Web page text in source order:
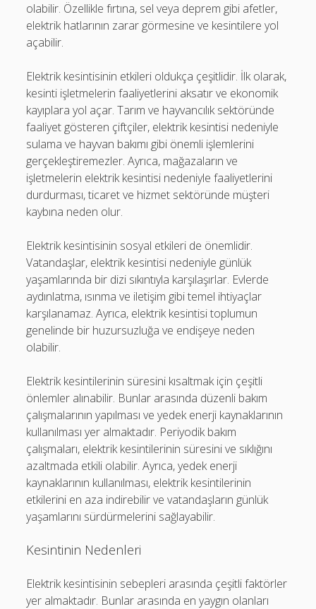
olabilir. Özellikle fırtına, sel veya deprem gibi afetler,
elektrik hatlarının zarar görmesine ve kesintilere yol
açabilir.
Elektrik kesintisinin etkileri oldukça çeşitlidir. İlk olarak,
kesinti işletmelerin faaliyetlerini aksatır ve ekonomik
kayıplara yol açar. Tarım ve hayvancılık sektöründe
faaliyet gösteren çiftçiler, elektrik kesintisi nedeniyle
sulama ve hayvan bakımı gibi önemli işlemlerini
gerçekleştiremezler. Ayrıca, mağazaların ve
işletmelerin elektrik kesintisi nedeniyle faaliyetlerini
durdurması, ticaret ve hizmet sektöründe müşteri
kaybına neden olur.
Elektrik kesintisinin sosyal etkileri de önemlidir.
Vatandaşlar, elektrik kesintisi nedeniyle günlük
yaşamlarında bir dizi sıkıntıyla karşılaşırlar. Evlerde
aydınlatma, ısınma ve iletişim gibi temel ihtiyaçlar
karşılanamaz. Ayrıca, elektrik kesintisi toplumun
genelinde bir huzursuzluğa ve endişeye neden
olabilir.
Elektrik kesintilerinin süresini kısaltmak için çeşitli
önlemler alınabilir. Bunlar arasında düzenli bakım
çalışmalarının yapılması ve yedek enerji kaynaklarının
kullanılması yer almaktadır. Periyodik bakım
çalışmaları, elektrik kesintilerinin süresini ve sıklığını
azaltmada etkili olabilir. Ayrıca, yedek enerji
kaynaklarının kullanılması, elektrik kesintilerinin
etkilerini en aza indirebilir ve vatandaşların günlük
yaşamlarını sürdürmelerini sağlayabilir.
Kesintinin Nedenleri
Elektrik kesintisinin sebepleri arasında çeşitli faktörler
yer almaktadır. Bunlar arasında en yaygın olanları